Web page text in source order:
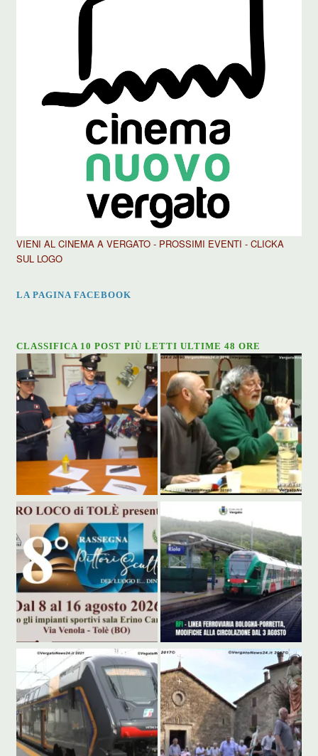
VIENI AL CINEMA A VERGATO - PROSSIMI EVENTI - CLICKA
SUL LOGO
LA PAGINA FACEBOOK
CLASSIFICA 10 POST PIÙ LETTI ULTIME 48 ORE